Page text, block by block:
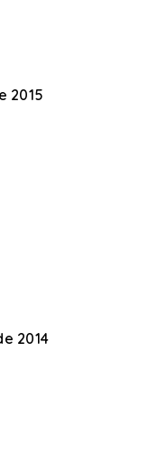
2015
2014